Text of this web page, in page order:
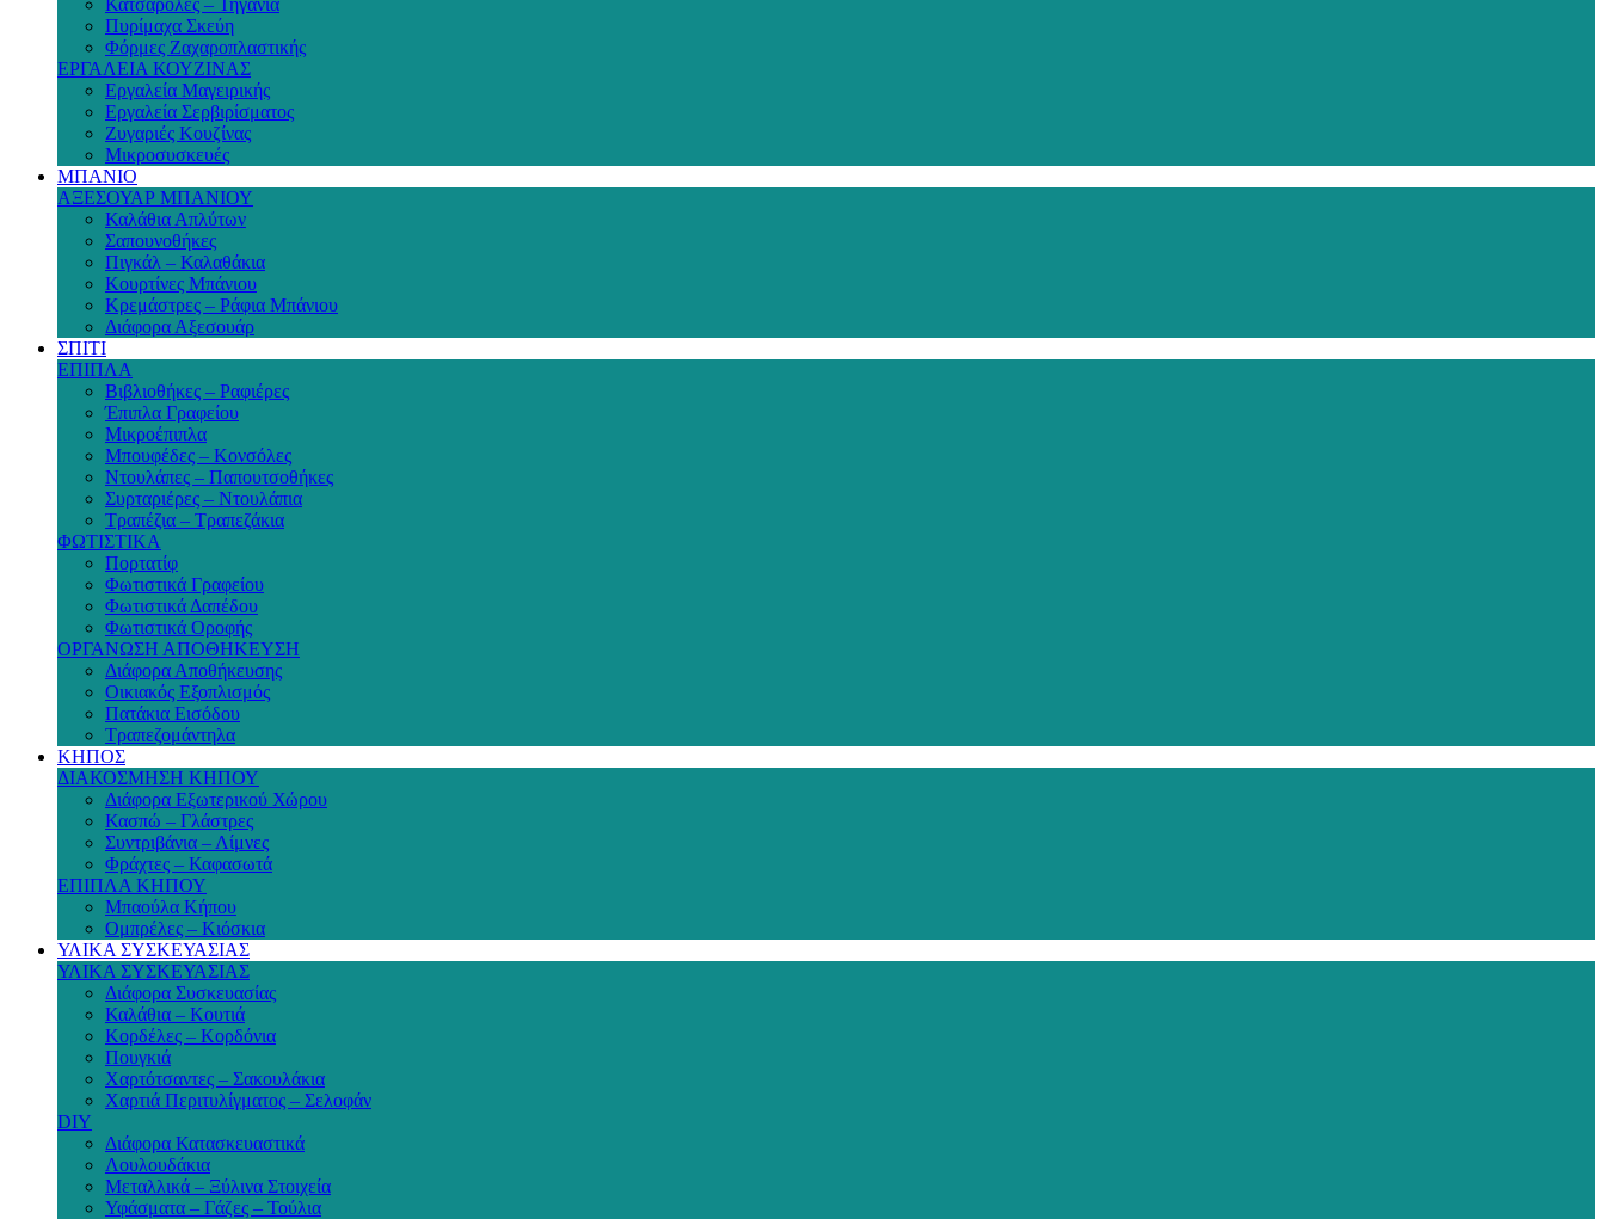
Κατσαρόλες – Τηγάνια
Πυρίμαχα Σκεύη
Φόρμες Ζαχαροπλαστικής
ΕΡΓΑΛΕΙΑ ΚΟΥΖΙΝΑΣ
Εργαλεία Μαγειρικής
Εργαλεία Σερβιρίσματος
Ζυγαριές Κουζίνας
Μικροσυσκευές
ΜΠΑΝΙΟ
ΑΞΕΣΟΥΑΡ ΜΠΑΝΙΟΥ
Καλάθια Απλύτων
Σαπουνοθήκες
Πιγκάλ – Καλαθάκια
Κουρτίνες Μπάνιου
Κρεμάστρες – Ράφια Μπάνιου
Διάφορα Αξεσουάρ
ΣΠΙΤΙ
ΕΠΙΠΛΑ
Βιβλιοθήκες – Ραφιέρες
Έπιπλα Γραφείου
Μικροέπιπλα
Μπουφέδες – Κονσόλες
Ντουλάπες – Παπουτσοθήκες
Συρταριέρες – Ντουλάπια
Τραπέζια – Τραπεζάκια
ΦΩΤΙΣΤΙΚΑ
Πορτατίφ
Φωτιστικά Γραφείου
Φωτιστικά Δαπέδου
Φωτιστικά Οροφής
ΟΡΓΑΝΩΣΗ ΑΠΟΘΗΚΕΥΣΗ
Διάφορα Αποθήκευσης
Οικιακός Εξοπλισμός
Πατάκια Εισόδου
Τραπεζομάντηλα
ΚΗΠΟΣ
ΔΙΑΚΟΣΜΗΣΗ ΚΗΠΟΥ
Διάφορα Εξωτερικού Χώρου
Κασπώ – Γλάστρες
Συντριβάνια – Λίμνες
Φράχτες – Καφασωτά
ΕΠΙΠΛΑ ΚΗΠΟΥ
Μπαούλα Κήπου
Ομπρέλες – Κιόσκια
ΥΛΙΚΑ ΣΥΣΚΕΥΑΣΙΑΣ
ΥΛΙΚΑ ΣΥΣΚΕΥΑΣΙΑΣ
Διάφορα Συσκευασίας
Καλάθια – Κουτιά
Κορδέλες – Κορδόνια
Πουγκιά
Χαρτότσαντες – Σακουλάκια
Χαρτιά Περιτυλίγματος – Σελοφάν
DIY
Διάφορα Κατασκευαστικά
Λουλουδάκια
Μεταλλικά – Ξύλινα Στοιχεία
Υφάσματα – Γάζες – Τούλια